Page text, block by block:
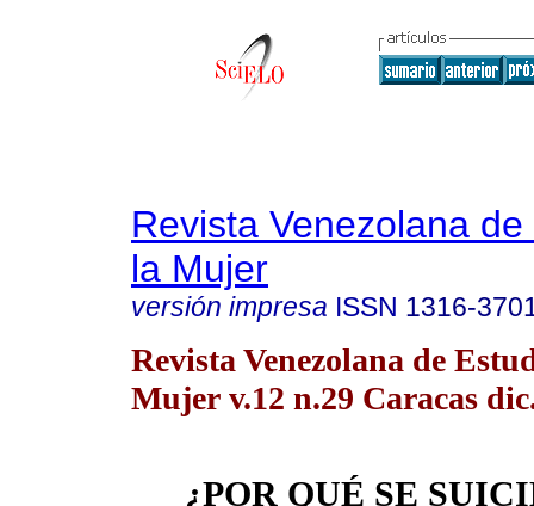
Revista Venezolana
la Mujer
versión impresa ISSN 1316-
Revista Venezolana de
Mujer v.12 n.29 Caracas
¿POR QUÉ SE